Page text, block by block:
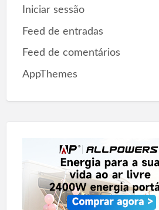
Iniciar sessão
Feed de entradas
Feed de comentários
AppThemes